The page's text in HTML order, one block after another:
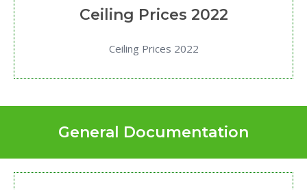
Ceiling Prices 2022
Ceiling Prices 2022
General Documentation